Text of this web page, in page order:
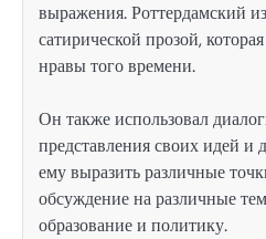
выражения. Роттердамский
сатирической прозой,
нравы того времени.
Он также использовал
представления своих идей и
ему выразить различные
обсуждение на различные
образование и политику.